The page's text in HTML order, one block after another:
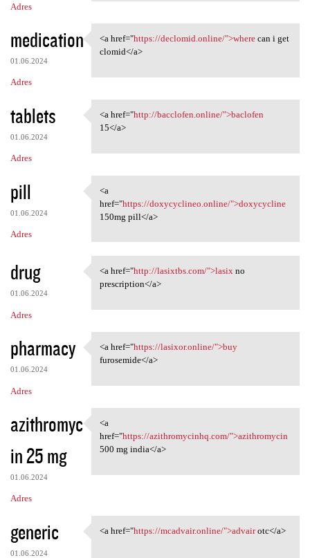
Adres
medication
01.06.2024
Adres
<a href="https://declomid
<a href="https://declomid.online/">wherecan i get
clomid</a>
tablets
01.06.2024
Adres
<a href="http://bacclofen
<a href="http://bacclofen.online/">baclofen
15</a>
pill
01.06.2024
Adres
<a href="https://doxycyclineo
<a
href="https://doxycyclineo.online/">doxycycline
150mg pill</a>
drug
01.06.2024
Adres
<a href="http://lasixtbs.com/
<a href="http://lasixtbs.com/">lasixno
prescription</a>
pharmacy
01.06.2024
Adres
<a href="https://lasixor
<a href="https://lasixor.online/">buy
furosemide</a>
azithromyc
in 25 mg
01.06.2024
Adres
<a href="https:/
<a
href="https://azithromycinhq.com/">azithromycin
500 mg india</a>
generic
01.06.2024
<a href="https://mcadvair
<a href="https://mcadvair.online/">advairotc</a>